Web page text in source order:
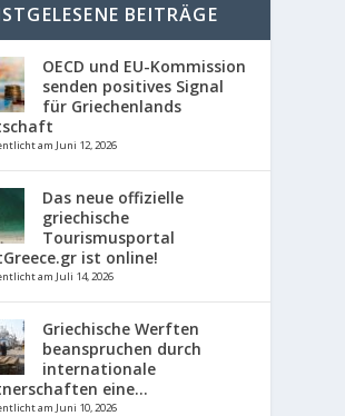
BEITRÄGE
OECD und EU-Kommission
senden positives Signal
für Griechenlands
am Juni 12, 2026
Das neue offizielle
griechische
Tourismusportal
ist online!
am Juli 14, 2026
Griechische Werften
beanspruchen durch
internationale
eine...
am Juni 10, 2026